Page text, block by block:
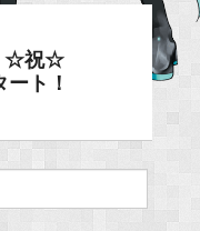
☆祝☆
ト！